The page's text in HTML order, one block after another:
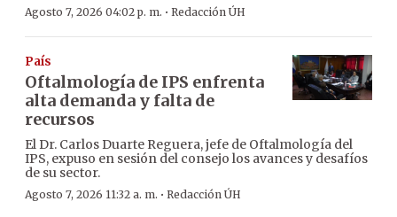
Agosto 7, 2026 04:02 p. m. · Redacción ÚH
País
Oftalmología de IPS enfrenta
alta demanda y falta de
recursos
El Dr. Carlos Duarte Reguera, jefe de Oftalmología del
IPS, expuso en sesión del consejo los avances y desafíos
de su sector.
Agosto 7, 2026 11:32 a. m. · Redacción ÚH